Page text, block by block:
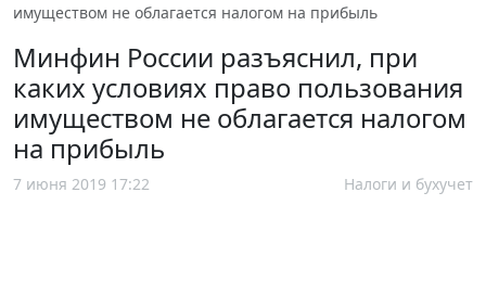
имуществом не облагается налогом на прибыль
Минфин России разъяснил, при
каких условиях право пользования
имуществом не облагается налогом
на прибыль
7 июня 2019 17:22 Налоги и бухучет